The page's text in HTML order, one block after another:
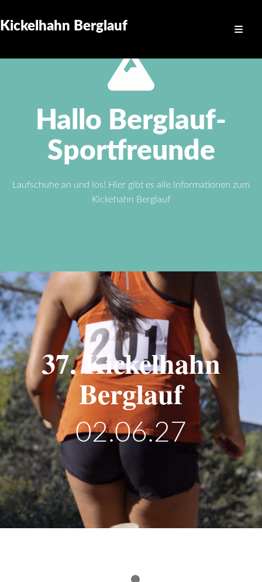
Kickelhahn Berglauf
Hallo Berglauf-
Sportfreunde
Laufschuhe an und los! Hier gibt es alle Informationen zum
Kickehahn Berglauf
37. Kickelhahn
Berglauf
02.06.27